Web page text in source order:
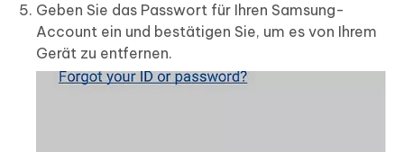
Geben Sie das Passwort für Ihren Samsung-
Account ein und bestätigen Sie, um es von Ihrem
Gerät zu entfernen.